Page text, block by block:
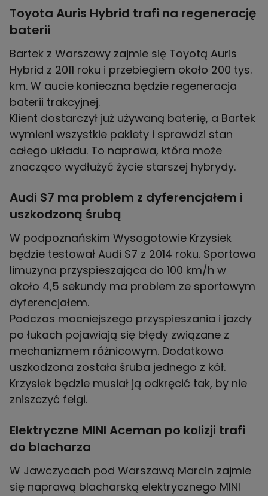
Toyota Auris Hybrid trafi na regenerację
baterii
Bartek z Warszawy zajmie się Toyotą Auris
Hybrid z 2011 roku i przebiegiem około 200 tys.
km. W aucie konieczna będzie regeneracja
baterii trakcyjnej.
Klient dostarczył już używaną baterię, a Bartek
wymieni wszystkie pakiety i sprawdzi stan
całego układu. To naprawa, która może
znacząco wydłużyć życie starszej hybrydy.
Audi S7 ma problem z dyferencjałem i
uszkodzoną śrubą
W podpoznańskim Wysogotowie Krzysiek
będzie testował Audi S7 z 2014 roku. Sportowa
limuzyna przyspieszająca do 100 km/h w
około 4,5 sekundy ma problem ze sportowym
dyferencjałem.
Podczas mocniejszego przyspieszania i jazdy
po łukach pojawiają się błędy związane z
mechanizmem różnicowym. Dodatkowo
uszkodzona została śruba jednego z kół.
Krzysiek będzie musiał ją odkręcić tak, by nie
zniszczyć felgi.
Elektryczne MINI Aceman po kolizji trafi
do blacharza
W Jawczycach pod Warszawą Marcin zajmie
się naprawą blacharską elektrycznego MINI